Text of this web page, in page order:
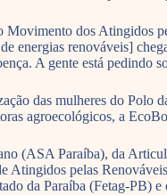
dos Atingidos
energias renováveis]
A gente está pedindo
das mulheres do
agroecológicos, a
(ASA Paraíba), da
pelas
da Paraíba (Fetag-